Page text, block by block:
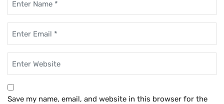
Save my name, email, and website in this browser for the